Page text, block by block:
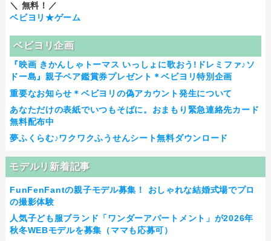
＼ 無料！／
ベビヨリ★ゲーム
ベビヨリ企画
『映画 きかんしゃトーマス いっしょに歌おう!ドレミファ♪ソ
ドー島』親子ペア鑑賞券プレゼント＊ベビヨリ特別企画
重要なお知らせ＊ベビヨリの偽アカウント発生について
あなただけの表紙でいつもそばに。おまもり緊急連絡先カード
無料配布中
夢ふくらむ♪ワクワクふうせんシート無料ダウンロード
モデルリ新着記事
FunFenFantの親子モデル募集！ おしゃれな結婚式場でプロ
の撮影体験
人気子ども服ブランド「ワンダーアパートメント」が2026年
秋冬WEBモデルを募集（ママも応募可）